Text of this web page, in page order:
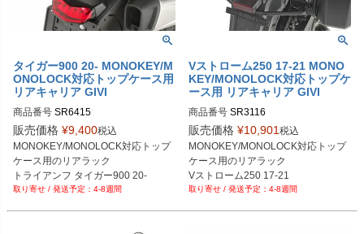
タイガー900 20- MONOKEY/M
ONOLOCK対応トップケース用
リアキャリア GIVI
商品番号 SR6415
販売価格 ¥9,400税込
MONOKEY/MONOLOCK対応トップ
ケース用のリアラック
トライアンフ タイガー900 20-
4-8週間
Vストローム250 17-21 MONO
KEY/MONOLOCK対応トップケ
ース用 リアキャリア GIVI
商品番号 SR3116
販売価格 ¥10,901 税込
MONOKEY/MONOLOCK対応トップ
ケース用のリアラック
Vストローム250 17-21
4-8週間